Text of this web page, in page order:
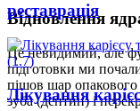
Відновлення
Це невидимий, але
підготовки ми
пішов шар опакового
зуба (дентин) і
реставрація
Лікування